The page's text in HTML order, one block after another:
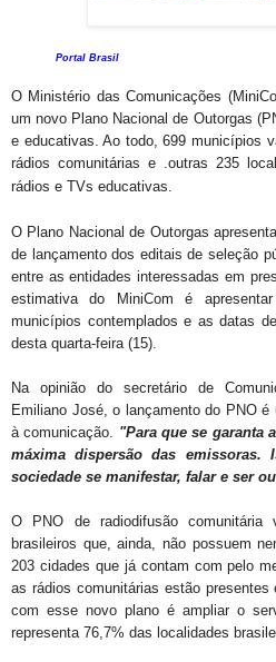
Portal Brasil
O Ministério das Comunicações
um novo Plano Nacional de Outorgas
e educativas. Ao todo, 699 municípios
rádios comunitárias e . outras 235
rádios e TVs educativas.
O Plano Nacional de Outorgas
de lançamento dos editais de seleção
entre as entidades interessadas em
estimativa do MiniCom é
municípios contemplados e as datas
desta quarta-feira (15).
Na opinião do secretário de
Emiliano José, o lançamento do PNO
à comunicação. "Para que se garanta
máxima dispersão das
sociedade se manifestar, falar e ser
O PNO de radiodifusão comunitária
brasileiros que, ainda, não possuem
203 cidades que já contam com pelo
as rádios comunitárias estão
com esse novo plano é ampliar o
representa 76,7% das localidades